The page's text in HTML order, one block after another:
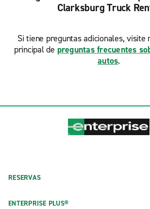
Clarksburg Truck
Si tiene preguntas adicionales, visite
principal de preguntas frecuentes
autos.
RESERVAS
ENTERPRISE PLUS®